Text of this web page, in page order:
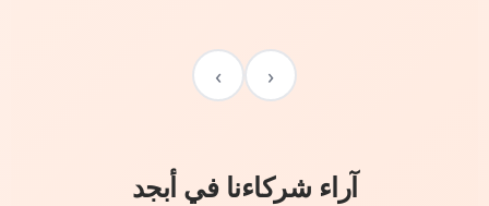
‹
›
آراء شركاءنا في أبجد